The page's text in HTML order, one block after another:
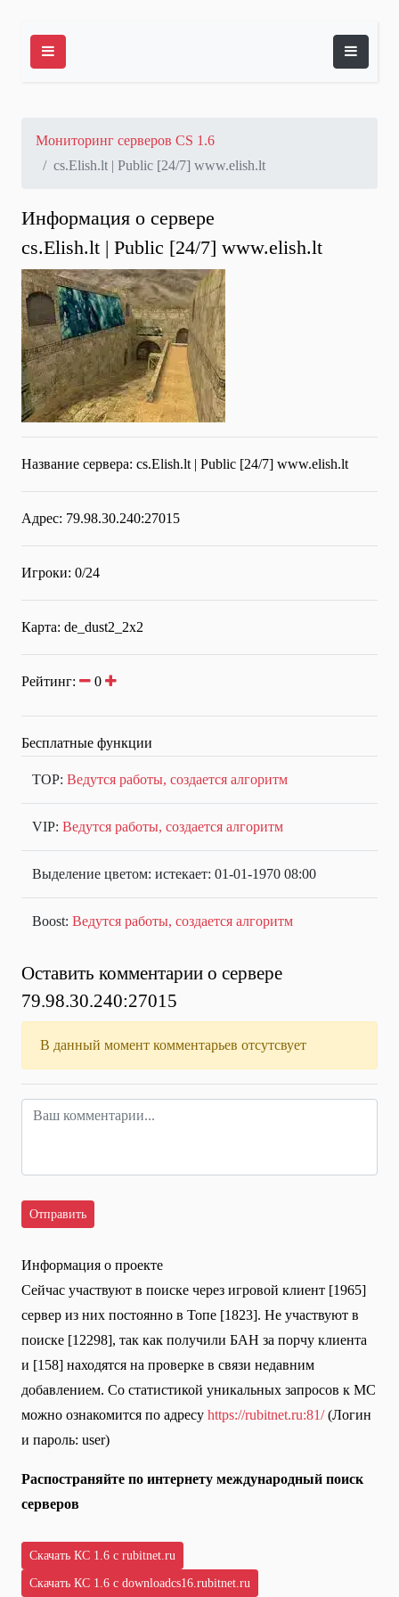
Мониторинг серверов CS 1.6
cs.Elish.lt | Public [24/7] www.elish.lt
Информация о сервере
cs.Elish.lt | Public [24/7] www.elish.lt
Название сервера: cs.Elish.lt | Public [24/7] www.elish.lt
Адрес: 79.98.30.240:27015
Игроки: 0/24
Карта: de_dust2_2x2
Рейтинг: 0
Бесплатные функции
TOP: Ведутся работы, создается алгоритм
VIP: Ведутся работы, создается алгоритм
Выделение цветом: истекает: 01-01-1970 08:00
Boost: Ведутся работы, создается алгоритм
Оставить комментарии о сервере
79.98.30.240:27015
В данный момент комментарьев отсутсвует
Информация о проекте
Сейчас участвуют в поиске через игровой клиент [1965]
сервер из них постоянно в Топе [1823]. Не участвуют в
поиске [12298], так как получили БАН за порчу клиента
и [158] находятся на проверке в связи недавним
добавлением. Со статистикой уникальных запросов к МС
можно ознакомится по адресу https://rubitnet.ru:81/(Логин
и пароль: user)
Распостраняйте по интернету международный поиск
серверов
Скачать КС 1.6 с rubitnet.ru
Скачать КС 1.6 с downloadcs16.rubitnet.ru